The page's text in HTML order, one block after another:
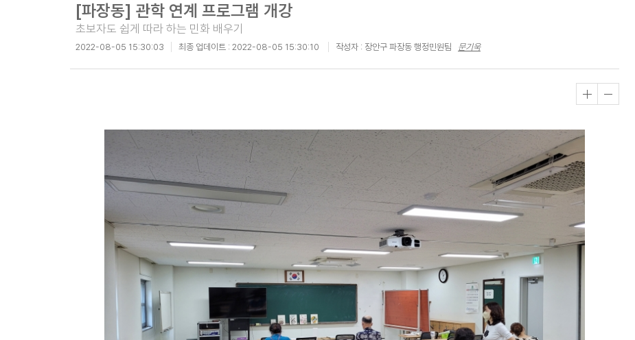
[파장동] 관학 연계 프로그램 개강
초보자도 쉽게 따라 하는 민화 배우기
2022-08-05 15:30:03 최종 업데이트 : 2022-08-05 15:30:10 작성자 : 장안구 파장동 행정민원팀 문기욱